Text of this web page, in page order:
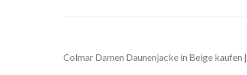
Colmar Damen Daunenjacke in Beige kaufen